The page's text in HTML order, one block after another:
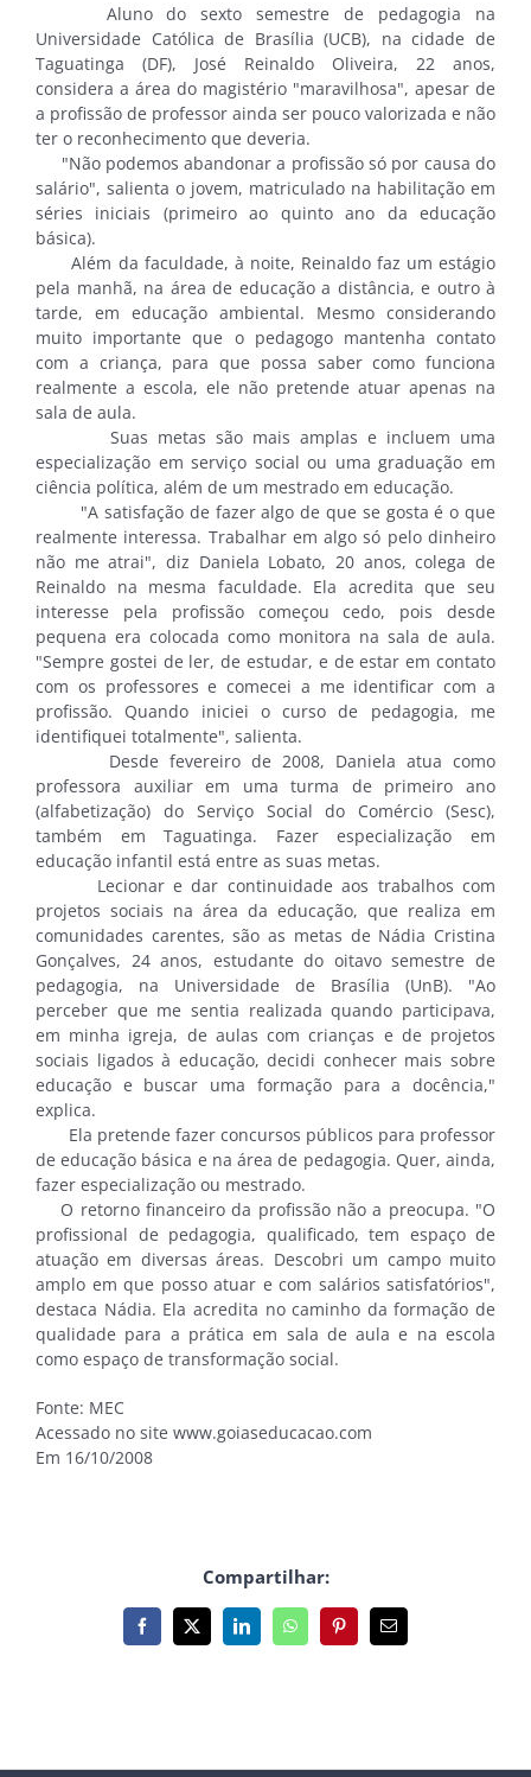
Aluno do sexto semestre de pedagogia na
Universidade Católica de Brasília (UCB), na cidade de
Taguatinga (DF), José Reinaldo Oliveira, 22 anos,
considera a área do magistério "maravilhosa", apesar de
a profissão de professor ainda ser pouco valorizada e não
ter o reconhecimento que deveria.
"Não podemos abandonar a profissão só por causa do
salário", salienta o jovem, matriculado na habilitação em
séries iniciais (primeiro ao quinto ano da educação
básica).
Além da faculdade, à noite, Reinaldo faz um estágio
pela manhã, na área de educação a distância, e outro à
tarde, em educação ambiental. Mesmo considerando
muito importante que o pedagogo mantenha contato
com a criança, para que possa saber como funciona
realmente a escola, ele não pretende atuar apenas na
sala de aula.
Suas metas são mais amplas e incluem uma
especialização em serviço social ou uma graduação em
ciência política, além de um mestrado em educação.
"A satisfação de fazer algo de que se gosta é o que
realmente interessa. Trabalhar em algo só pelo dinheiro
não me atrai", diz Daniela Lobato, 20 anos, colega de
Reinaldo na mesma faculdade. Ela acredita que seu
interesse pela profissão começou cedo, pois desde
pequena era colocada como monitora na sala de aula.
"Sempre gostei de ler, de estudar, e de estar em contato
com os professores e comecei a me identificar com a
profissão. Quando iniciei o curso de pedagogia, me
identifiquei totalmente", salienta.
Desde fevereiro de 2008, Daniela atua como
professora auxiliar em uma turma de primeiro ano
(alfabetização) do Serviço Social do Comércio (Sesc),
também em Taguatinga. Fazer especialização em
educação infantil está entre as suas metas.
Lecionar e dar continuidade aos trabalhos com
projetos sociais na área da educação, que realiza em
comunidades carentes, são as metas de Nádia Cristina
Gonçalves, 24 anos, estudante do oitavo semestre de
pedagogia, na Universidade de Brasília (UnB). "Ao
perceber que me sentia realizada quando participava,
em minha igreja, de aulas com crianças e de projetos
sociais ligados à educação, decidi conhecer mais sobre
educação e buscar uma formação para a docência,"
explica.
Ela pretende fazer concursos públicos para professor
de educação básica e na área de pedagogia. Quer, ainda,
fazer especialização ou mestrado.
O retorno financeiro da profissão não a preocupa. "O
profissional de pedagogia, qualificado, tem espaço de
atuação em diversas áreas. Descobri um campo muito
amplo em que posso atuar e com salários satisfatórios",
destaca Nádia. Ela acredita no caminho da formação de
qualidade para a prática em sala de aula e na escola
como espaço de transformação social.
Fonte: MEC
Acessado no site www.goiaseducacao.com
Em 16/10/2008
Compartilhar:
Facebook
X LinkedInWhatsAppPinterest
E-
mail